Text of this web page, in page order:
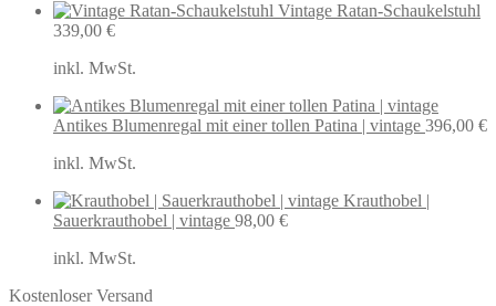
Vintage Ratan-Schaukelstuhl
339,00 €
inkl. MwSt.
Antikes Blumenregal mit einer tollen Patina | vintage 396,00 €
inkl. MwSt.
Krauthobel |
Sauerkrauthobel | vintage 98,00 €
inkl. MwSt.
Kostenloser Versand